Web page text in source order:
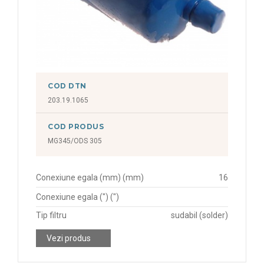
COD DTN
203.19.1065
COD PRODUS
MG345/ODS 305
Conexiune egala (mm) (mm) 16
Conexiune egala (") (")
Tip filtru
sudabil (solder)
Vezi produs